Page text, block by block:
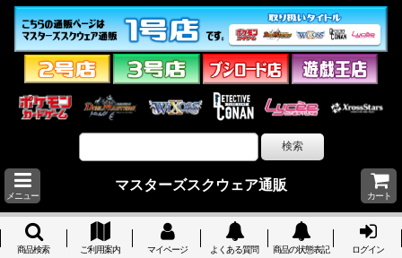
メニュー
マスターズスクウェア通販
カート
商品検索 ご利用案内 マイページ よくある質問 商品の状態表記 ログイン